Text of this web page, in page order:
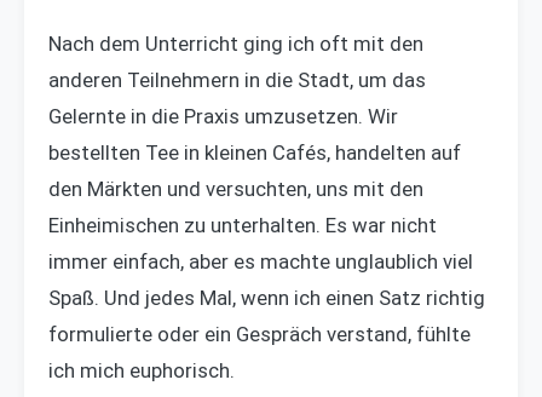
Nach dem Unterricht ging ich oft mit den
anderen Teilnehmern in die Stadt, um das
Gelernte in die Praxis umzusetzen. Wir
bestellten Tee in kleinen Cafés, handelten auf
den Märkten und versuchten, uns mit den
Einheimischen zu unterhalten. Es war nicht
immer einfach, aber es machte unglaublich viel
Spaß. Und jedes Mal, wenn ich einen Satz richtig
formulierte oder ein Gespräch verstand, fühlte
ich mich euphorisch.